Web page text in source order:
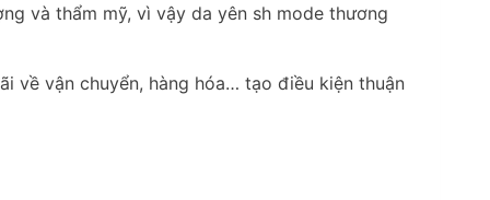
và thẩm mỹ, vì vậy da yên sh mode thương
về vận chuyển, hàng hóa… tạo điều kiện thuận